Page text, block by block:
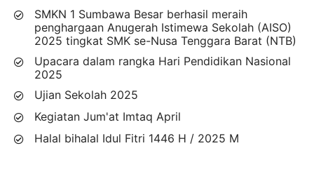
SMKN 1 Sumbawa Besar berhasil meraih
penghargaan Anugerah Istimewa Sekolah (AISO)
2025 tingkat SMK se-Nusa Tenggara Barat (NTB)
Upacara dalam rangka Hari Pendidikan Nasional
2025
Ujian Sekolah 2025
Kegiatan Jum'at Imtaq April
Halal bihalal Idul Fitri 1446 H / 2025 M